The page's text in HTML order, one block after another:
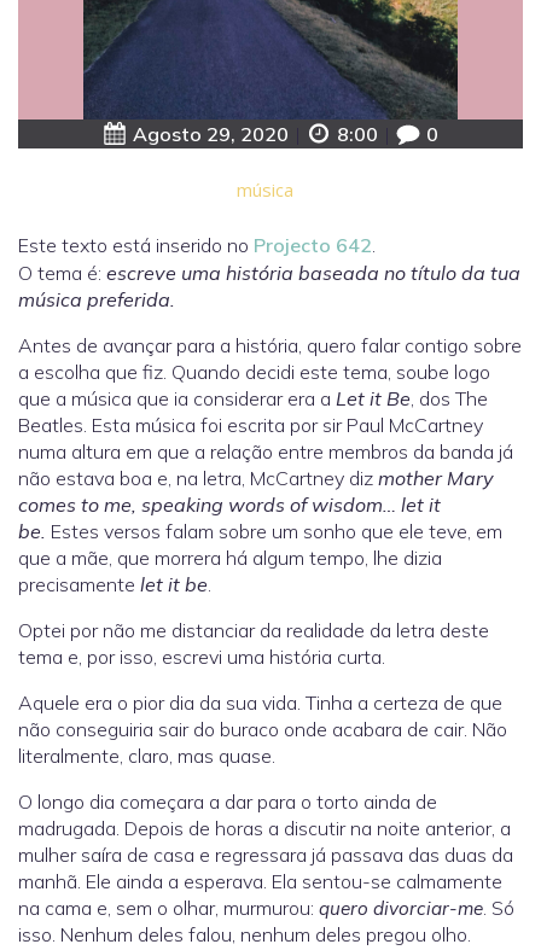
Agosto 29, 2020 8:00 0
música
Este texto está inserido no Projecto 642.
O tema é: escreve uma história baseada no título da tua
música preferida.
Antes de avançar para a história, quero falar contigo sobre
a escolha que fiz. Quando decidi este tema, soube logo
que a música que ia considerar era a Let it Be, dos The
Beatles. Esta música foi escrita por sir Paul McCartney
numa altura em que a relação entre membros da banda já
não estava boa e, na letra, McCartney diz mother Mary
comes to me, speaking words of wisdom… let it
be. Estes versos falam sobre um sonho que ele teve, em
que a mãe, que morrera há algum tempo, lhe dizia
precisamente let it be.
Optei por não me distanciar da realidade da letra deste
tema e, por isso, escrevi uma história curta.
Aquele era o pior dia da sua vida. Tinha a certeza de que
não conseguiria sair do buraco onde acabara de cair. Não
literalmente, claro, mas quase.
O longo dia começara a dar para o torto ainda de
madrugada. Depois de horas a discutir na noite anterior, a
mulher saíra de casa e regressara já passava das duas da
manhã. Ele ainda a esperava. Ela sentou-se calmamente
na cama e, sem o olhar, murmurou: quero divorciar-me. Só
isso. Nenhum deles falou, nenhum deles pregou olho.